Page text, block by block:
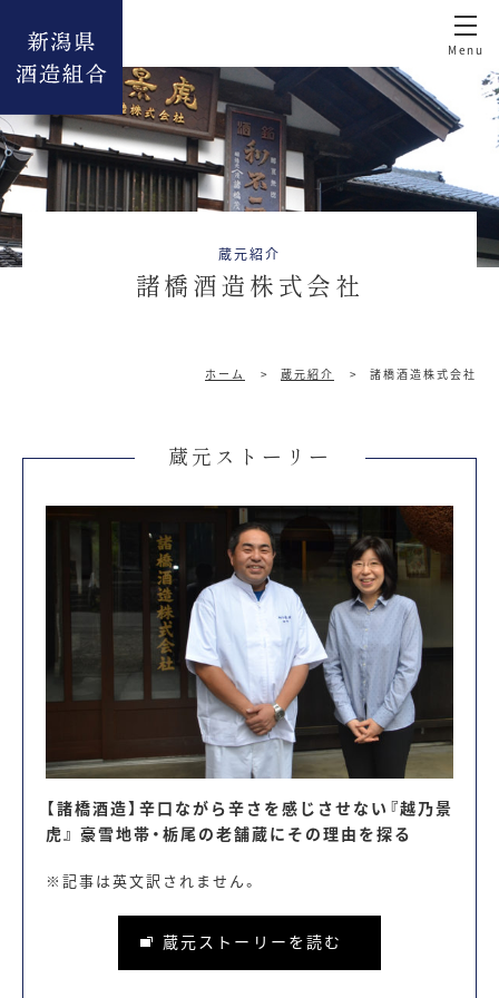
蔵元紹介
諸橋酒造株式会社
ホーム > 蔵元紹介 > 諸橋酒造株式会社
蔵元ストーリー
【諸橋酒造】辛口ながら辛さを感じさせない『越乃景
虎』 豪雪地帯・栃尾の老舗蔵にその理由を探る
※記事は英文訳されません。
蔵元ストーリーを読む